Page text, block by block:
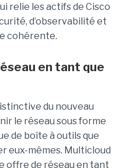
relie les actifs de Cisco
d’observabilité et
cohérente.
en tant que
du nouveau
le réseau sous forme
de boîte à outils que
eux-mêmes. Multicloud
offre de réseau en tant